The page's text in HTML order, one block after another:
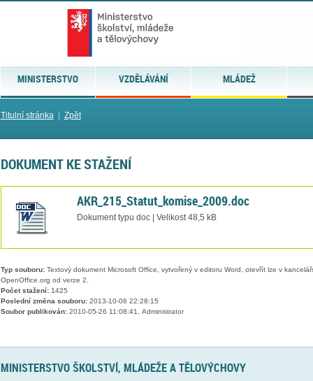
MINISTERSTVO VZDĚLÁVÁNÍ MLÁDEŽ
Titulní stránka| Zpět
DOKUMENT KE STAŽENÍ
AKR_215_Statut_komise_2009.doc
Dokument typu doc | Velikost 48,5 kB
Typ souboru:Textový dokument Microsoft Office, vytvořený v editoru Word, otevřít lze v
OpenOffice.org od verze 2.
Počet stažení:1425
Poslední změna souboru:2013-10-06 22:28:15
Soubor publikován:2010-05-26 11:08:41, Administrator
MINISTERSTVO ŠKOLSTVÍ, MLÁDEŽE A TĚLOVÝCHOVY